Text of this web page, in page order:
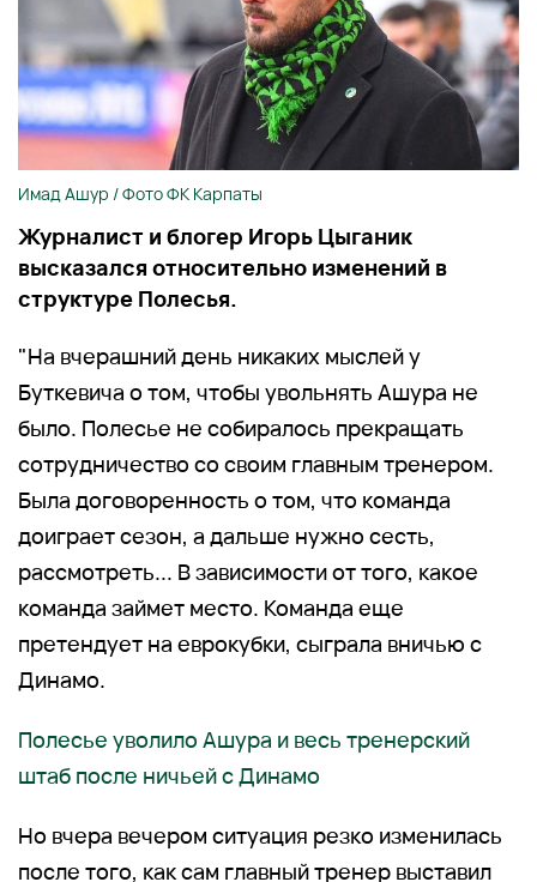
Имад Ашур / Фото ФК Карпаты
Журналист и блогер Игорь Цыганик
высказался относительно изменений в
структуре Полесья.
"На вчерашний день никаких мыслей у
Буткевича о том, чтобы увольнять Ашура не
было. Полесье не собиралось прекращать
сотрудничество со своим главным тренером.
Была договоренность о том, что команда
доиграет сезон, а дальше нужно сесть,
рассмотреть... В зависимости от того, какое
команда займет место. Команда еще
претендует на еврокубки, сыграла вничью с
Динамо.
Полесье уволило Ашура и весь тренерский
штаб после ничьей с Динамо
Но вчера вечером ситуация резко изменилась
после того, как сам главный тренер выставил